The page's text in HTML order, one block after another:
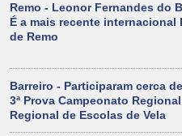
Remo - Leonor Fernandes do
É a mais recente
de Remo
Barreiro - Participaram cerca
3ª Prova Campeonato
Regional de Escolas de Vela